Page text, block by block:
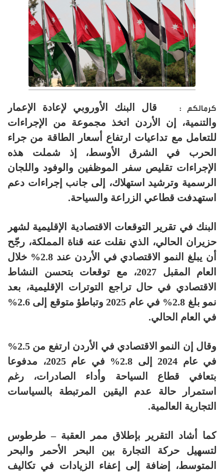
كرمالكم :
قال البنك الأوروبي لإعادة الإعمار
والتنمية، إن الأردن اتخذ مجموعة من الإجراءات
للتعامل مع تداعيات ارتفاع أسعار الطاقة من جراء
الحرب في الشرق الأوسط، إذ شملت هذه
الإجراءات تقليص سفر الموظفين والوفود واللجان
الرسمية وترشيد استهلاك، إلى جانب إجراءات دعم
استهدفت قطاعي الزراعة والسياحة.
البنك في تقرير التوقعات الاقتصادية الإقليمية لشهر
حزيران الحالي، الذي نقلت عنه قناة المملكة، رجّح
أن يبلغ النمو الاقتصادي في الأردن عند 2.8% خلال
العام المقبل 2027، مع توقعات بتحسن النشاط
الاقتصادي في حال تراجع التوترات الإقليمية، بعد
نمو بلغ 2.8% في عام 2025 وتباطؤ متوقع إلى 2.6%
في العام الحالي.
وقال إن النمو الاقتصادي في الأردن ارتفع من 2.5%
في عام 2024 إلى 2.8% في عام 2025، مدفوعا
بتعافي قطاع السياحة وأداء الصادرات، رغم
استمرار حالة عدم اليقين المرتبطة بالسياسات
التجارية العالمية.
كما أشاد التقرير بإطلاق ممر العقبة – طرطوس
لتسهيل حركة التجارة بين البحر الأحمر والبحر
المتوسط، إضافة إلى إعفاء الزيادات في تكاليف